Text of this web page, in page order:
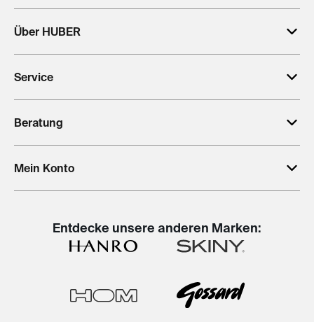
Über HUBER
Service
Beratung
Mein Konto
Entdecke unsere anderen Marken: